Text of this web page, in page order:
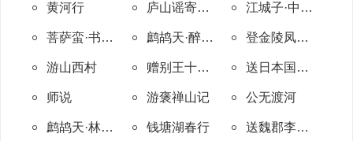
黄河行 庐山谣寄卢侍御虚舟 江城子·中秋早雨晚晴
菩萨蛮·书江西造口壁 鹧鸪天·醉拍春衫惜旧香 登金陵凤凰台
游山西村 赠别王十七管记 送日本国僧敬龙归
师说 游褒禅山记 公无渡河
鹧鸪天·林断山明竹隐墙 钱塘湖春行 送魏郡李太守赴任